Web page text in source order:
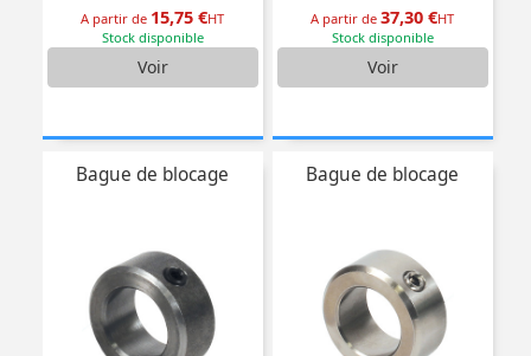
A partir de 15,75 €HT
Stock disponible
Voir
A partir de37,30 €HT
Stock disponible
Voir
Bague de blocage Bague de blocage